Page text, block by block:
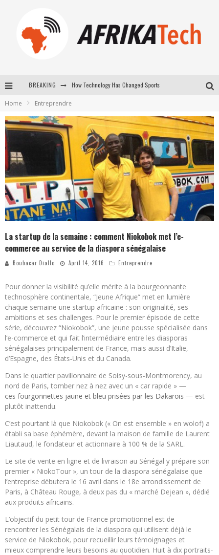
BREAKING
New to online sports betting? Consider These Tips to Play Your First Online Sports Betting Successfully
Home Entreprendre
La startup de la semaine : comment Niokobok met l’e-
commerce au service de la diaspora sénégalaise
Boubacar Diallo April 14, 2016 Entreprendre
Pour donner la visibilité qu’elle mérite à la bourgeonnante
technosphère continentale, “Jeune Afrique” met en lumière
chaque semaine une startup africaine : son originalité, ses
ambitions et ses challenges. Pour le premier épisode de cette
série, découvrez “Niokobok”, une jeune pousse spécialisée dans
l’e-commerce et qui fait l’intermédiaire entre les diasporas
sénégalaises principalement de France, mais aussi d’Italie,
d’Espagne, des États-Unis et du Canada.
Dans le quartier pavillonnaire de Soisy-sous-Montmorency, au
nord de Paris, tomber nez à nez avec un « car rapide » —
ces fourgonnettes jaune et bleu prisées par les Dakarois — est
plutôt inattendu.
C’est pourtant là que Niokobok (« On est ensemble » en wolof) a
établi sa base éphémère, devant la maison de famille de Laurent
Liautaud, le fondateur et actionnaire à 100 % de la SARL.
Le site de vente en ligne et de livraison au Sénégal y prépare son
premier « NiokoTour », un tour de la diaspora sénégalaise que
l’entreprise débutera le 16 avril dans le 18e arrondissement de
Paris, à Château Rouge, à deux pas du « marché Dejean », dédié
aux produits africains.
L’objectif du petit tour de France promotionnel est de
rencontrer les Sénégalais de la diaspora qui utilisent déjà le
service de Niokobok, pour recueillir leurs témoignages et
mieux comprendre leurs besoins au quotidien. Huit à dix portraits-